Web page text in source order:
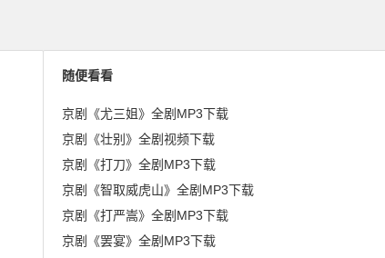
随便看看
京剧《尤三姐》全剧MP3下载
京剧《壮别》全剧视频下载
京剧《打刀》全剧MP3下载
京剧《智取威虎山》全剧MP3下载
京剧《打严嵩》全剧MP3下载
京剧《罢宴》全剧MP3下载